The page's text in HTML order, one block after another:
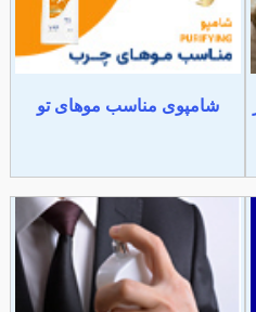
شامپوی مناسب موهای تو